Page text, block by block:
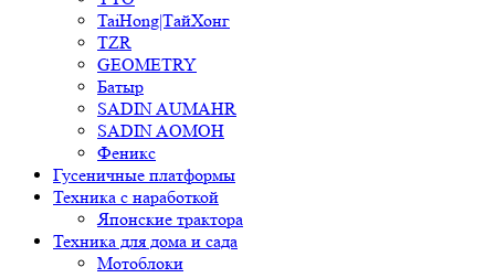
TaiHong|ТайХонг
TZR
GEOMETRY
Батыр
SADIN AUMAHR
SADIN AOMOH
Феникс
Гусеничные платформы
Техника с наработкой
Японские трактора
Техника для дома и сада
Мотоблоки